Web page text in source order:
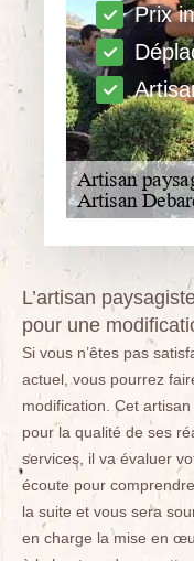
Prix
L’artisan
pour une
Si vous n’êtes pas
actuel, vous pourrez
modification. Cet
pour la qualité de ses
services, il va évaluer
écoute pour
la suite et vous sera
en charge la mise en